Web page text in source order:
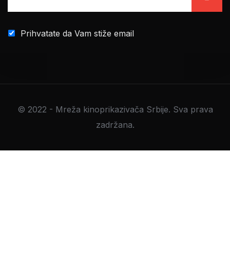
Prihvatate da Vam stiže email
© 2022 - Mreža kinoprikazivača Srbije. Sva prava
zadržana.